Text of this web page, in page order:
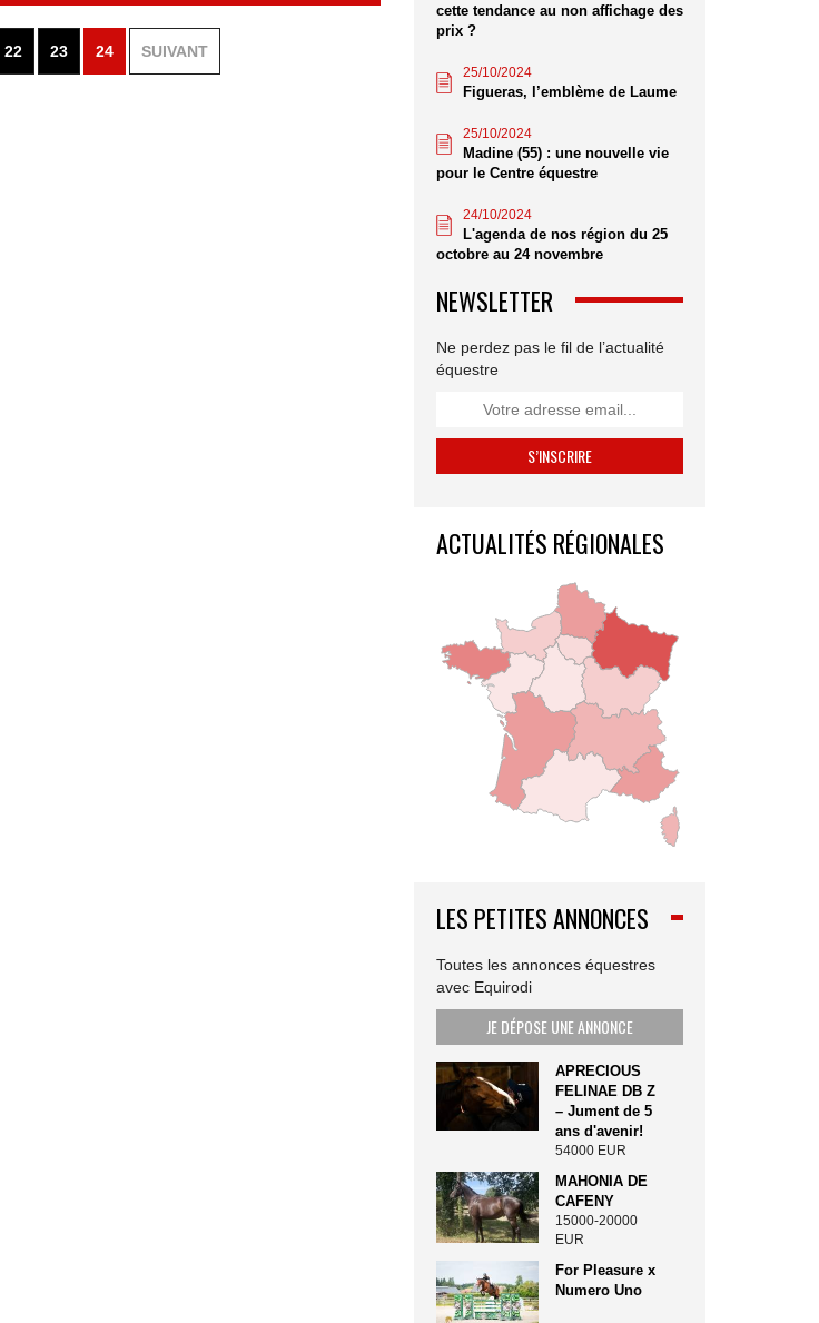
22 23 24 SUIVANT
cette tendance au non affichage des
prix ?
25/10/2024
Figueras, l’emblème de Laume
25/10/2024
Madine (55) : une nouvelle vie
pour le Centre équestre
24/10/2024
L'agenda de nos région du 25
octobre au 24 novembre
NEWSLETTER
Ne perdez pas le fil de l’actualité
équestre
ACTUALITÉS RÉGIONALES
LES PETITES ANNONCES
Toutes les annonces équestres
avec Equirodi
JE DÉPOSE UNE ANNONCE
APRECIOUS
FELINAE DB Z
– Jument de 5
ans d'avenir!
54000 EUR
MAHONIA DE
CAFENY
15000-20000
EUR
For Pleasure x
Numero Uno